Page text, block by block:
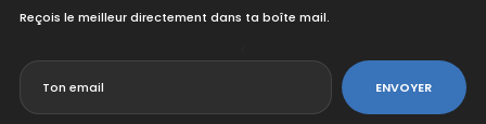
Reçois le meilleur directement dans ta boîte mail.
ENVOYER